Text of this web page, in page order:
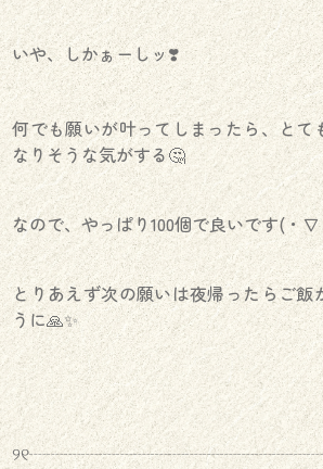
いや、しかぁーしッ❣️
何でも願いが叶ってしまったら、とて
なりそうな気がする🤔
なので、やっぱり100個で良いです(・
とりあえず次の願いは夜帰ったらご飯
うに🙏✨